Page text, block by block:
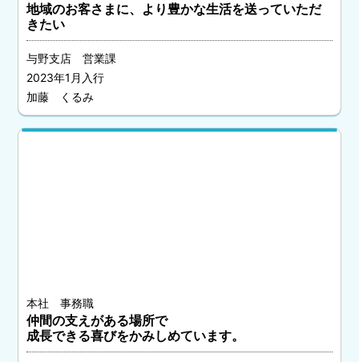
地域のお客さまに、より豊かな生活を送っていただ
きたい
与野支店 営業課
2023年1月入行
加藤 くるみ
本社 事務職
仲間の支えがある場所で
成長できる喜びをかみしめています。